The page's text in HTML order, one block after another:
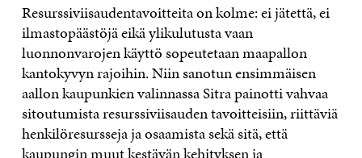
Resurssiviisaudentavoitteita on kolme: ei jätettä, ei
ilmastopäästöjä eikä ylikulutusta vaan
luonnonvarojen käyttö sopeutetaan maapallon
kantokyvyn rajoihin. Niin sanotun ensimmäisen
aallon kaupunkien valinnassa Sitra painotti vahvaa
sitoutumista resurssiviisauden tavoitteisiin, riittäviä
henkilöresursseja ja osaamista sekä sitä, että
kaupungin muut kestävän kehityksen ja